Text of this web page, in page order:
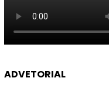
ADVETORIAL